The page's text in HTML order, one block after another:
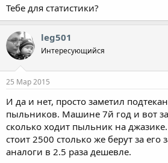
Тебе для статистики?
leg501
Интересующийся
25 Мар 2015
И да и нет, просто заметил
пыльников. Машине 7й год и вот
сколько ходит пыльник на
стоит 2500 столько же берут за его
аналоги в 2.5 раза дешевле.